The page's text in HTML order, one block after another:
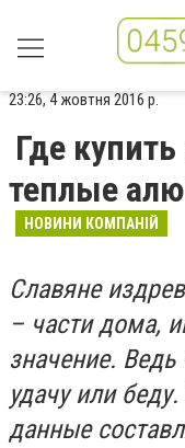
23:26, 4 жовтня 2016 р.
Где
теплые
НОВИНИ КОМПАНІЙ
Славяне
– части дома,
значение.
удачу или
данные